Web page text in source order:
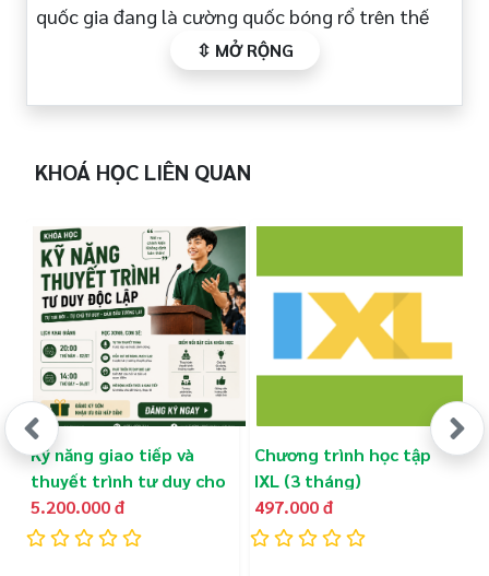
quốc gia đang là cường quốc bóng rổ trên thế
giới nhưng đã được điều chỉnh, tiết chế phù hợp
với thể chất của người Việt Nam.
KHOÁ HỌC LIÊN QUAN
Kỹ năng giao tiếp và
thuyết trình tư duy cho
trẻ em (3 tháng)
5.200.000 đ
Chương trình học tập
IXL (3 tháng)
497.000 đ